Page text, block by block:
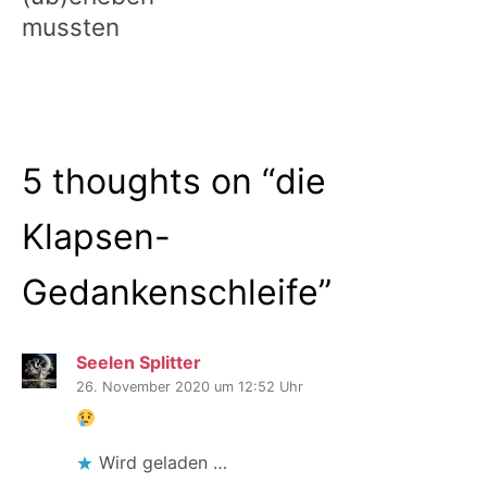
mussten
5 thoughts on “die
Klapsen-
Gedankenschleife”
Seelen Splitter
26. November 2020 um 12:52 Uhr
Wird geladen …